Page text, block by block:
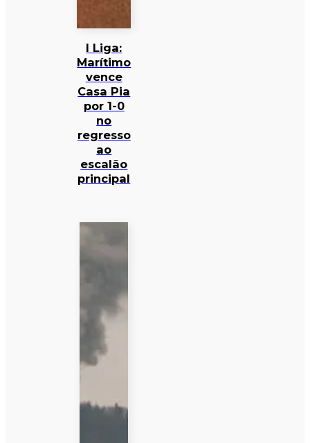
I Liga:
Marítimo
vence
Casa Pia
por 1-0
no
regresso
ao
escalão
principal